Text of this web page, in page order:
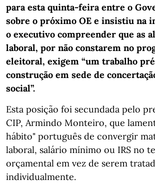
para esta quinta-feira entre o
sobre o próximo OE e insistiu na
o executivo compreender que as
laboral, por não constarem no
eleitoral, exigem “um trabalho
construção em sede de
social”.
Esta posição foi secundada pelo
CIP, Armindo Monteiro, que
hábito" português de convergir
laboral, salário mínimo ou IRS no
orçamental em vez de serem
individualmente.